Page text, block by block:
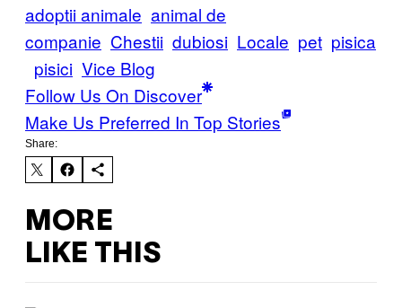
adoptii animale animal de
companie Chestii dubiosi Locale pet pisica
pisici Vice Blog
Follow Us On Discover
Make Us Preferred In Top Stories
Share:
MORE
LIKE THIS